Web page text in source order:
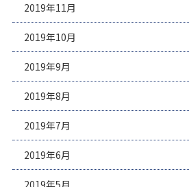
2019年11月
2019年10月
2019年9月
2019年8月
2019年7月
2019年6月
2019年5月